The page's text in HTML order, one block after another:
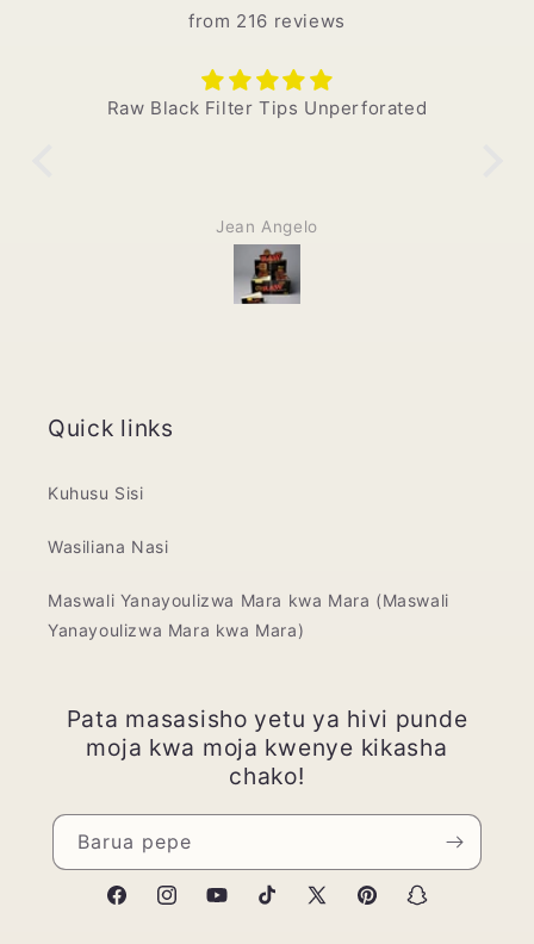
from 216 reviews
Raw Black Filter Tips Unperforated
Jean Angelo
Quick links
Kuhusu Sisi
Wasiliana Nasi
Maswali Yanayoulizwa Mara kwa Mara (Maswali
Yanayoulizwa Mara kwa Mara)
Pata masasisho yetu ya hivi punde
moja kwa moja kwenye kikasha
chako!
Barua pepe
FacebookInstagramYouTubeTikTokX
PinterestSnapchat